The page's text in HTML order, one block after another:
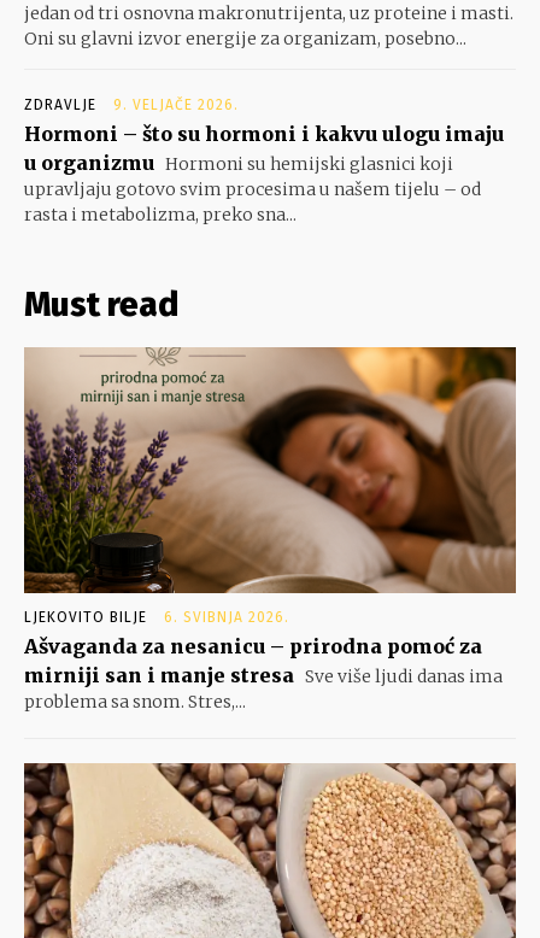
jedan od tri osnovna makronutrijenta, uz proteine i masti.
Oni su glavni izvor energije za organizam, posebno...
ZDRAVLJE 9. VELJAČE 2026.
Hormoni – što su hormoni i kakvu ulogu imaju
u organizmu Hormoni su hemijski glasnici koji
upravljaju gotovo svim procesima u našem tijelu – od
rasta i metabolizma, preko sna...
Must read
LJEKOVITO BILJE 6. SVIBNJA 2026.
Ašvaganda za nesanicu – prirodna pomoć za
mirniji san i manje stresa Sve više ljudi danas ima
problema sa snom. Stres,...